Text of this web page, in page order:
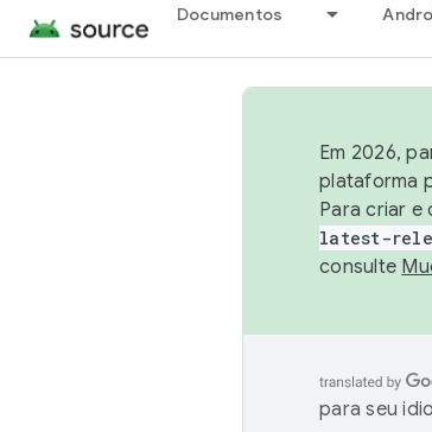
Documentos
Em 2026,
plataforma
Para criar e
latest-
consulte
para seu